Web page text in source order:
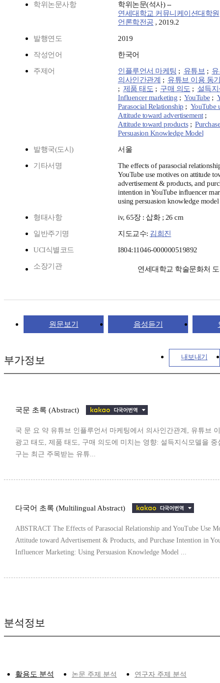
학위논문사항
학위논문(석사) --
연세대학교 커뮤니케이션대학원
언론학전공 , 2019.2
발행연도 2019
작성언어 한국어
주제어 인플루언서 마케팅 ; 유튜브 ;
의사인간관계 ; 유튜브 이용 동
; 제품 태도 ; 구매 의도 ; 설득
Influencer marketing ; YouTube ;
Parasocial Relationship ; YouTube
Attitude toward advertisement;
Attitude toward products;
Persuasion Knowledge Model
발행국(도시) 서울
기타서명
The effects of parasocial
YouTube use motives on attitude
advertisement & products, and
intention in YouTube influencer
using persuasion knowledge model
형태사항 iv, 65장 : 삽화 ; 26 cm
일반주기명 지도교수: 김희진
UCI식별코드 I804:11046-000000519892
소장기관 연세대학교 학술문화처
원문보기 음성듣기
내보내기
부가정보
국문 초록 (Abstract)
국 문 요 약 유튜브 인플루언서 마케팅에서 의사인간관계, 유튜브
광고 태도, 제품 태도, 구매 의도에 미치는 영향: 설득지식모델을 중
구는 최근 주목받는 유튜...
다국어 초록 (Multilingual Abstract)
ABSTRACT The Effects of Parasocial Relationship and YouTube Use
Attitude toward Advertisement & Products, and Purchase Intention in
Influencer Marketing: Using Persuasion Knowledge Model ...
분석정보
활용도 분석 논문 주제 분석 연구자 주제 분석